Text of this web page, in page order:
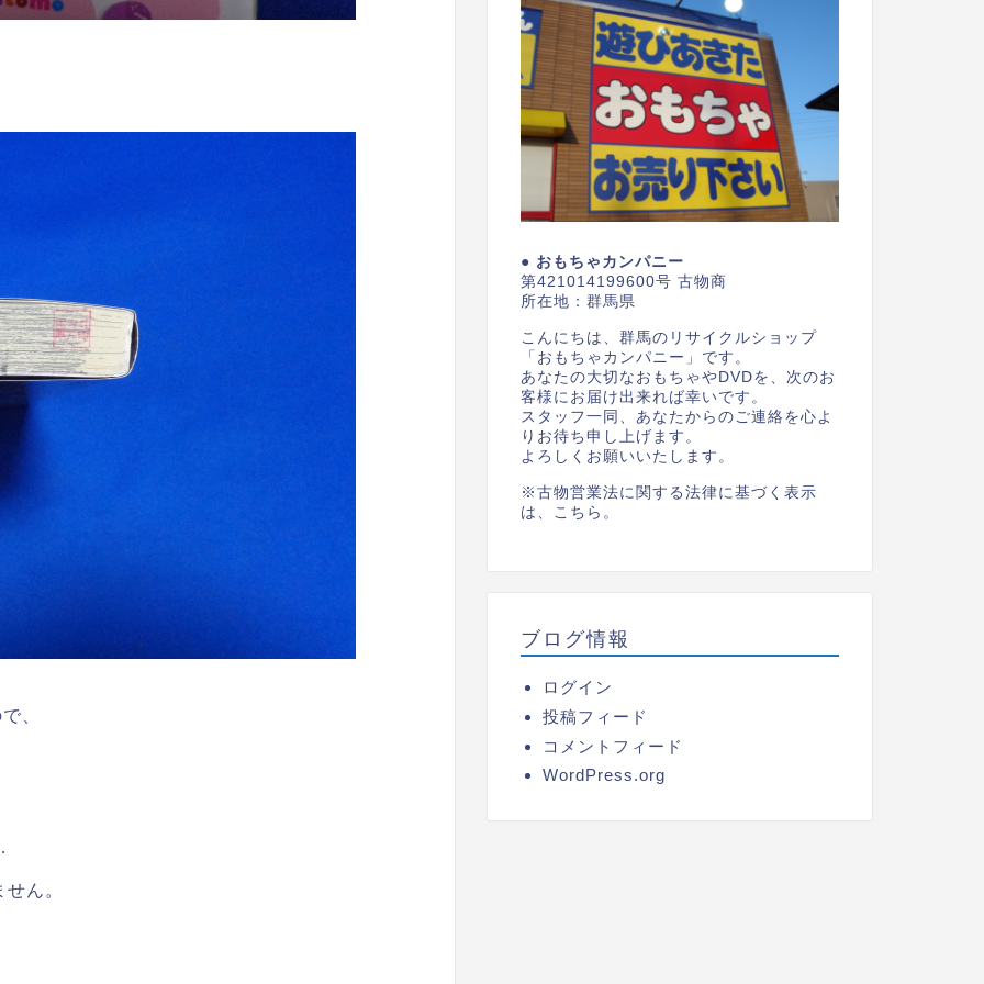
、
ん。
● おもちゃカンパニー
第421014199600号 古物商
所在地：群馬県
こんにちは、群馬のリサイクルショップ
「おもちゃカンパニー」です。
あなたの大切なおもちゃやDVDを、次のお
客様にお届け出来れば幸いです。
スタッフ一同、あなたからのご連絡を心よ
りお待ち申し上げます。
よろしくお願いいたします。
※古物営業法に関する法律に基づく表示
は、 こちら。
ブログ情報
ログイン
投稿フィード
コメントフィード
WordPress.org